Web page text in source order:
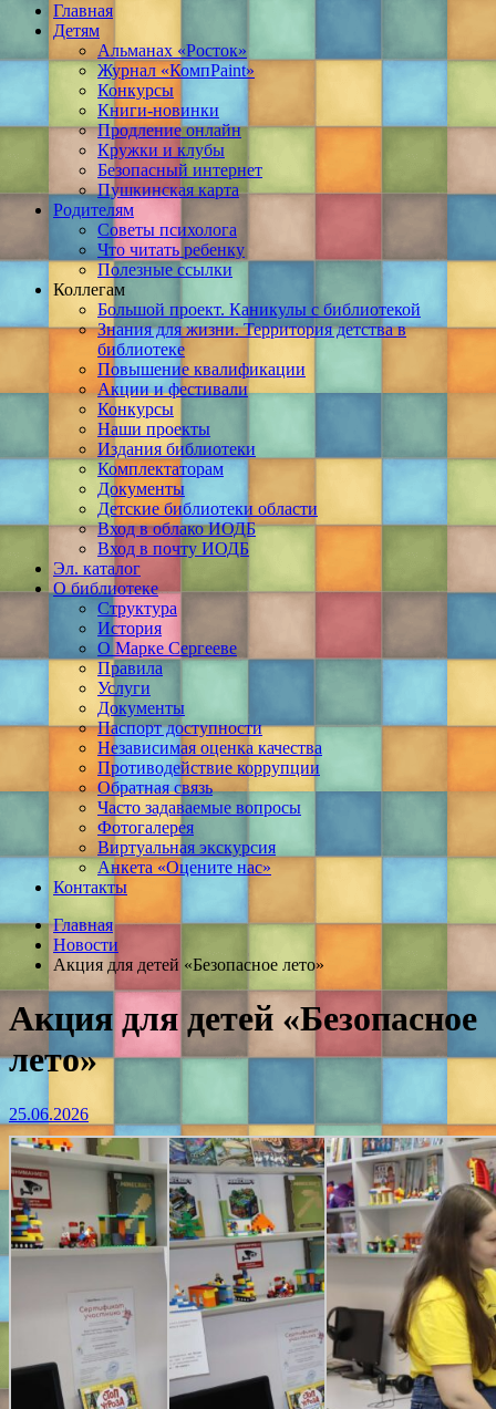
Главная
Детям
Альманах «Росток»
Журнал «КомпPaint»
Конкурсы
Книги-новинки
Продление онлайн
Кружки и клубы
Безопасный интернет
Пушкинская карта
Родителям
Советы психолога
Что читать ребенку
Полезные ссылки
Коллегам
Большой проект. Каникулы с библиотекой
Знания для жизни. Территория детства в
библиотеке
Повышение квалификации
Акции и фестивали
Конкурсы
Наши проекты
Издания библиотеки
Комплектаторам
Документы
Детские библиотеки области
Вход в облако ИОДБ
Вход в почту ИОДБ
Эл. каталог
О библиотеке
Структура
История
О Марке Сергееве
Правила
Услуги
Документы
Паспорт доступности
Независимая оценка качества
Противодействие коррупции
Обратная связь
Часто задаваемые вопросы
Фотогалерея
Виртуальная экскурсия
Анкета «Оцените нас»
Контакты
Главная
Новости
Акция для детей «Безопасное лето»
Акция для детей «Безопасное
лето»
25.06.2026